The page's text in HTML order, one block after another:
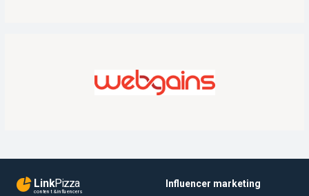
LinkPizza
content & influencers
Influencer marketing